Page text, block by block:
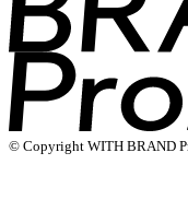
© Copyright WITH BRAND